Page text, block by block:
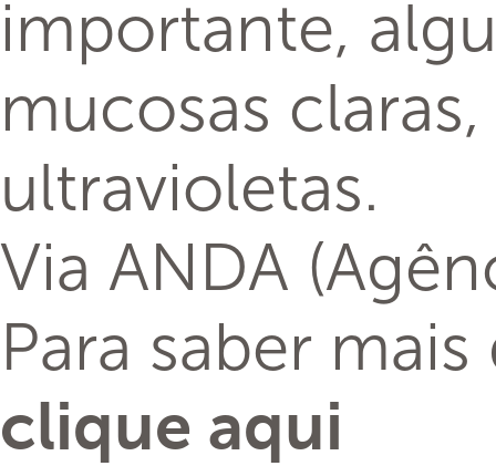
importante,
mucosas
ultravioletas.
Via ANDA
Para saber
clique aqui